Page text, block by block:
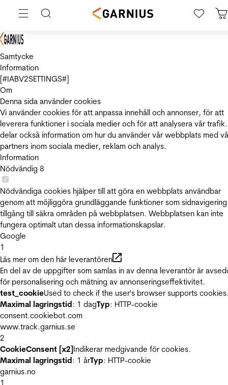
Samtycke
Information
[#IABV2SETTINGS#]
Om
Denna sida använder cookies
Vi använder cookies för att anpassa innehåll och annonser, för att
leverera funktioner i sociala medier och för att analysera vår
delar också information om hur du använder vår webbplats med
partners inom sociala medier, reklam och analys.
Information
Nödvändig 8
Nödvändiga cookies hjälper till att göra en webbplats användbar
genom att möjliggöra grundläggande funktioner som
tillgång till säkra områden på webbplatsen. Webbplatsen kan inte
fungera optimalt utan dessa informationskapslar.
Google
1
Läs mer om den här leverantören
En del av de uppgifter som samlas in av denna leverantör är
för personalisering och mätning av annonseringseffektivitet.
test_cookieUsed to check if the user's browser supports
Maximal lagringstid: 1 dagTyp: HTTP-cookie
consent.cookiebot.com
www.track.garnius.se
2
CookieConsent [x2]Indikerar medgivande för cookies.
Maximal lagringstid: 1 årTyp: HTTP-cookie
garnius.no
1